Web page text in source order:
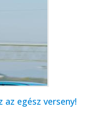
az egész verseny!